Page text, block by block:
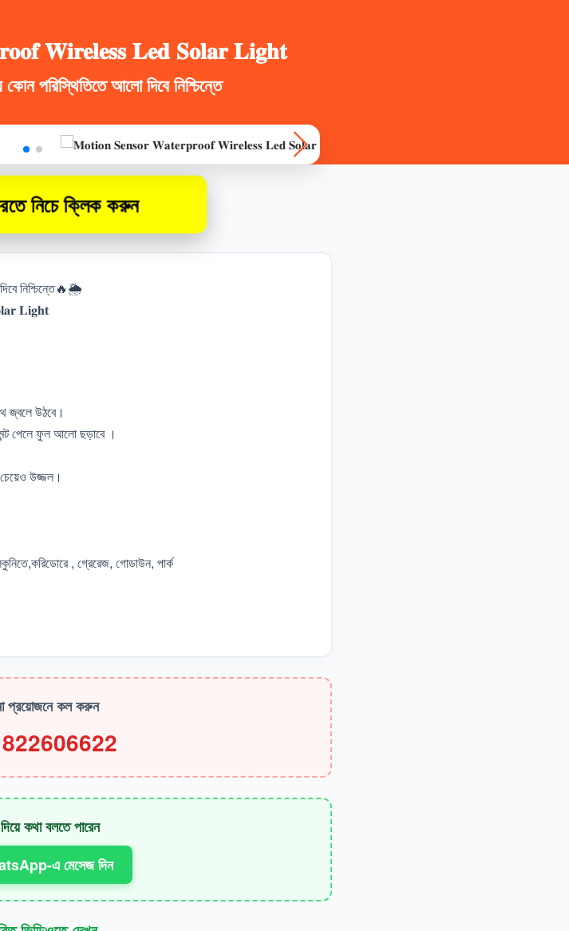
𝐖𝐢𝐫𝐞𝐥𝐞𝐬𝐬 𝐋𝐞𝐝 𝐒𝐨𝐥𝐚𝐫 𝐋𝐢𝐠𝐡𝐭
কোন পরিস্থিতিতে আলো দিবে নিশ্চিন্তে
নিচে ক্লিক করুন
নিশ্চিন্তে🔥🌦️
𝐋𝐢𝐠𝐡𝐭
জ্বলে উঠবে।
পেলে ফুল আলো ছড়াবে ।
উজ্জল।
, গ্রেরেজ, গোডাউন, পার্ক
প্রয়োজনে কল করুন
কথা বলতে পারেন
এ মেসেজ দিন